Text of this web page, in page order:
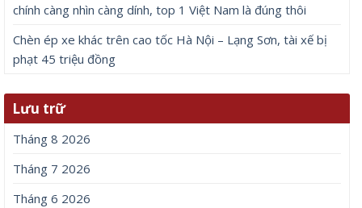
chính càng nhìn càng dính, top 1 Việt Nam là đúng thôi
Chèn ép xe khác trên cao tốc Hà Nội – Lạng Sơn, tài xế bị
phạt 45 triệu đồng
Lưu trữ
Tháng 8 2026
Tháng 7 2026
Tháng 6 2026